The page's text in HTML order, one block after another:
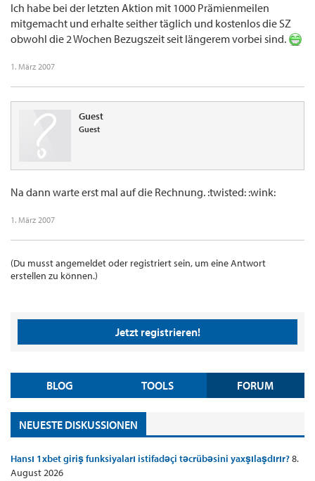
Ich habe bei der letzten Aktion mit 1000 Prämienmeilen
mitgemacht und erhalte seither täglich und kostenlos die SZ
obwohl die 2 Wochen Bezugszeit seit längerem vorbei sind.
1. März 2007
Guest
Guest
Na dann warte erst mal auf die Rechnung. :twisted: :wink:
1. März 2007
(Du musst angemeldet oder registriert sein, um eine Antwort
erstellen zu können.)
Jetzt registrieren!
BLOG TOOLS FORUM
NEUESTE DISKUSSIONEN
Hansı 1xbet giriş funksiyaları istifadəçi təcrübəsini yaxşılaşdırır?8.
August 2026